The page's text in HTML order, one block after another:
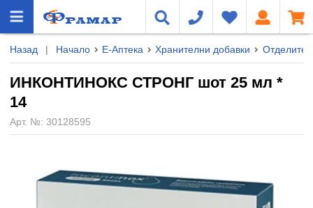
Назад | Начало Е-Аптека Хранителни добавки
ИНКОНТИНОКС СТРОНГ шот 25 мл *
14
Арт. №: 30128595